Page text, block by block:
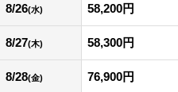
8/26(水) 58,200円
8/27(木) 58,300円
8/28(金) 76,900円